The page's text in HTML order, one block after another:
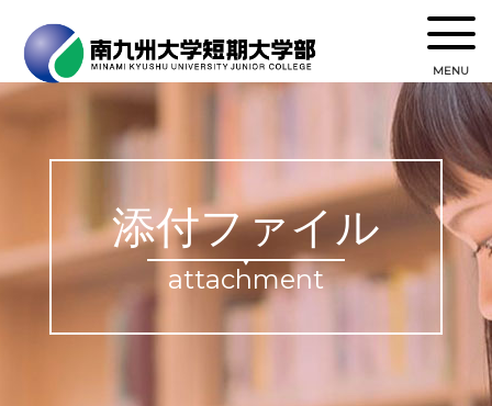
MENU
添付ファイル
attachment